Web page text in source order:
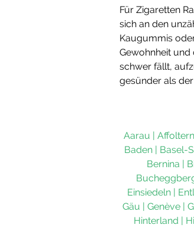
Für Zigaretten
sich an den
Kaugummis
Gewohnheit und
schwer fällt,
gesünder als
Aarau | Affoltern
Baden| Basel-
Bernina |
Einsiedeln|
Gäu | Genève |
Hinterland |